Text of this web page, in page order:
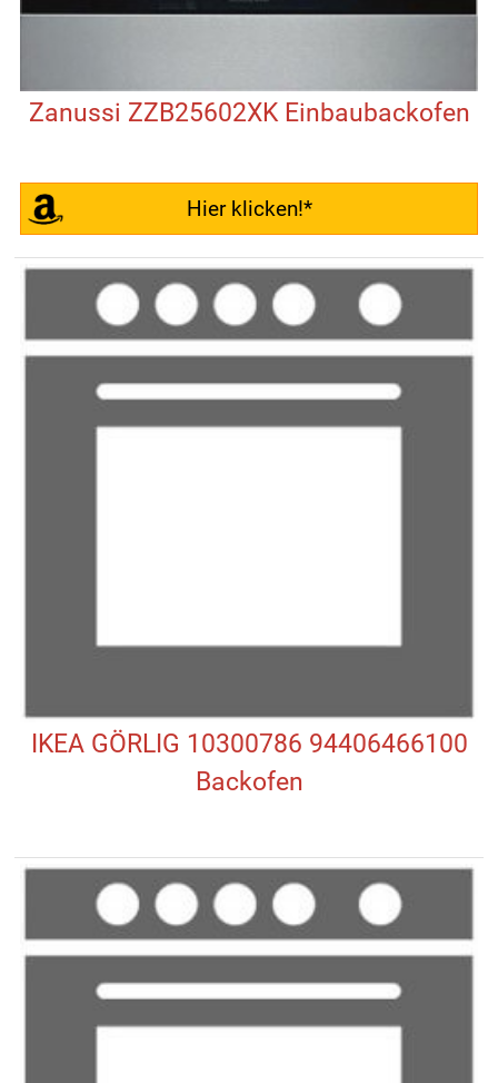
Zanussi ZZB25602XK Einbaubackofen
Hier klicken!*
IKEA GÖRLIG 10300786 94406466100
Backofen